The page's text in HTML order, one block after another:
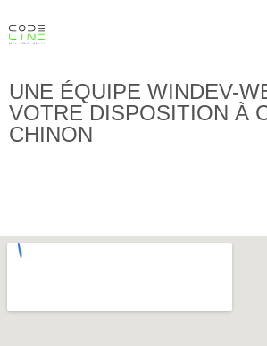
UNE ÉQUIPE WINDEV-
VOTRE DISPOSITION À
CHINON